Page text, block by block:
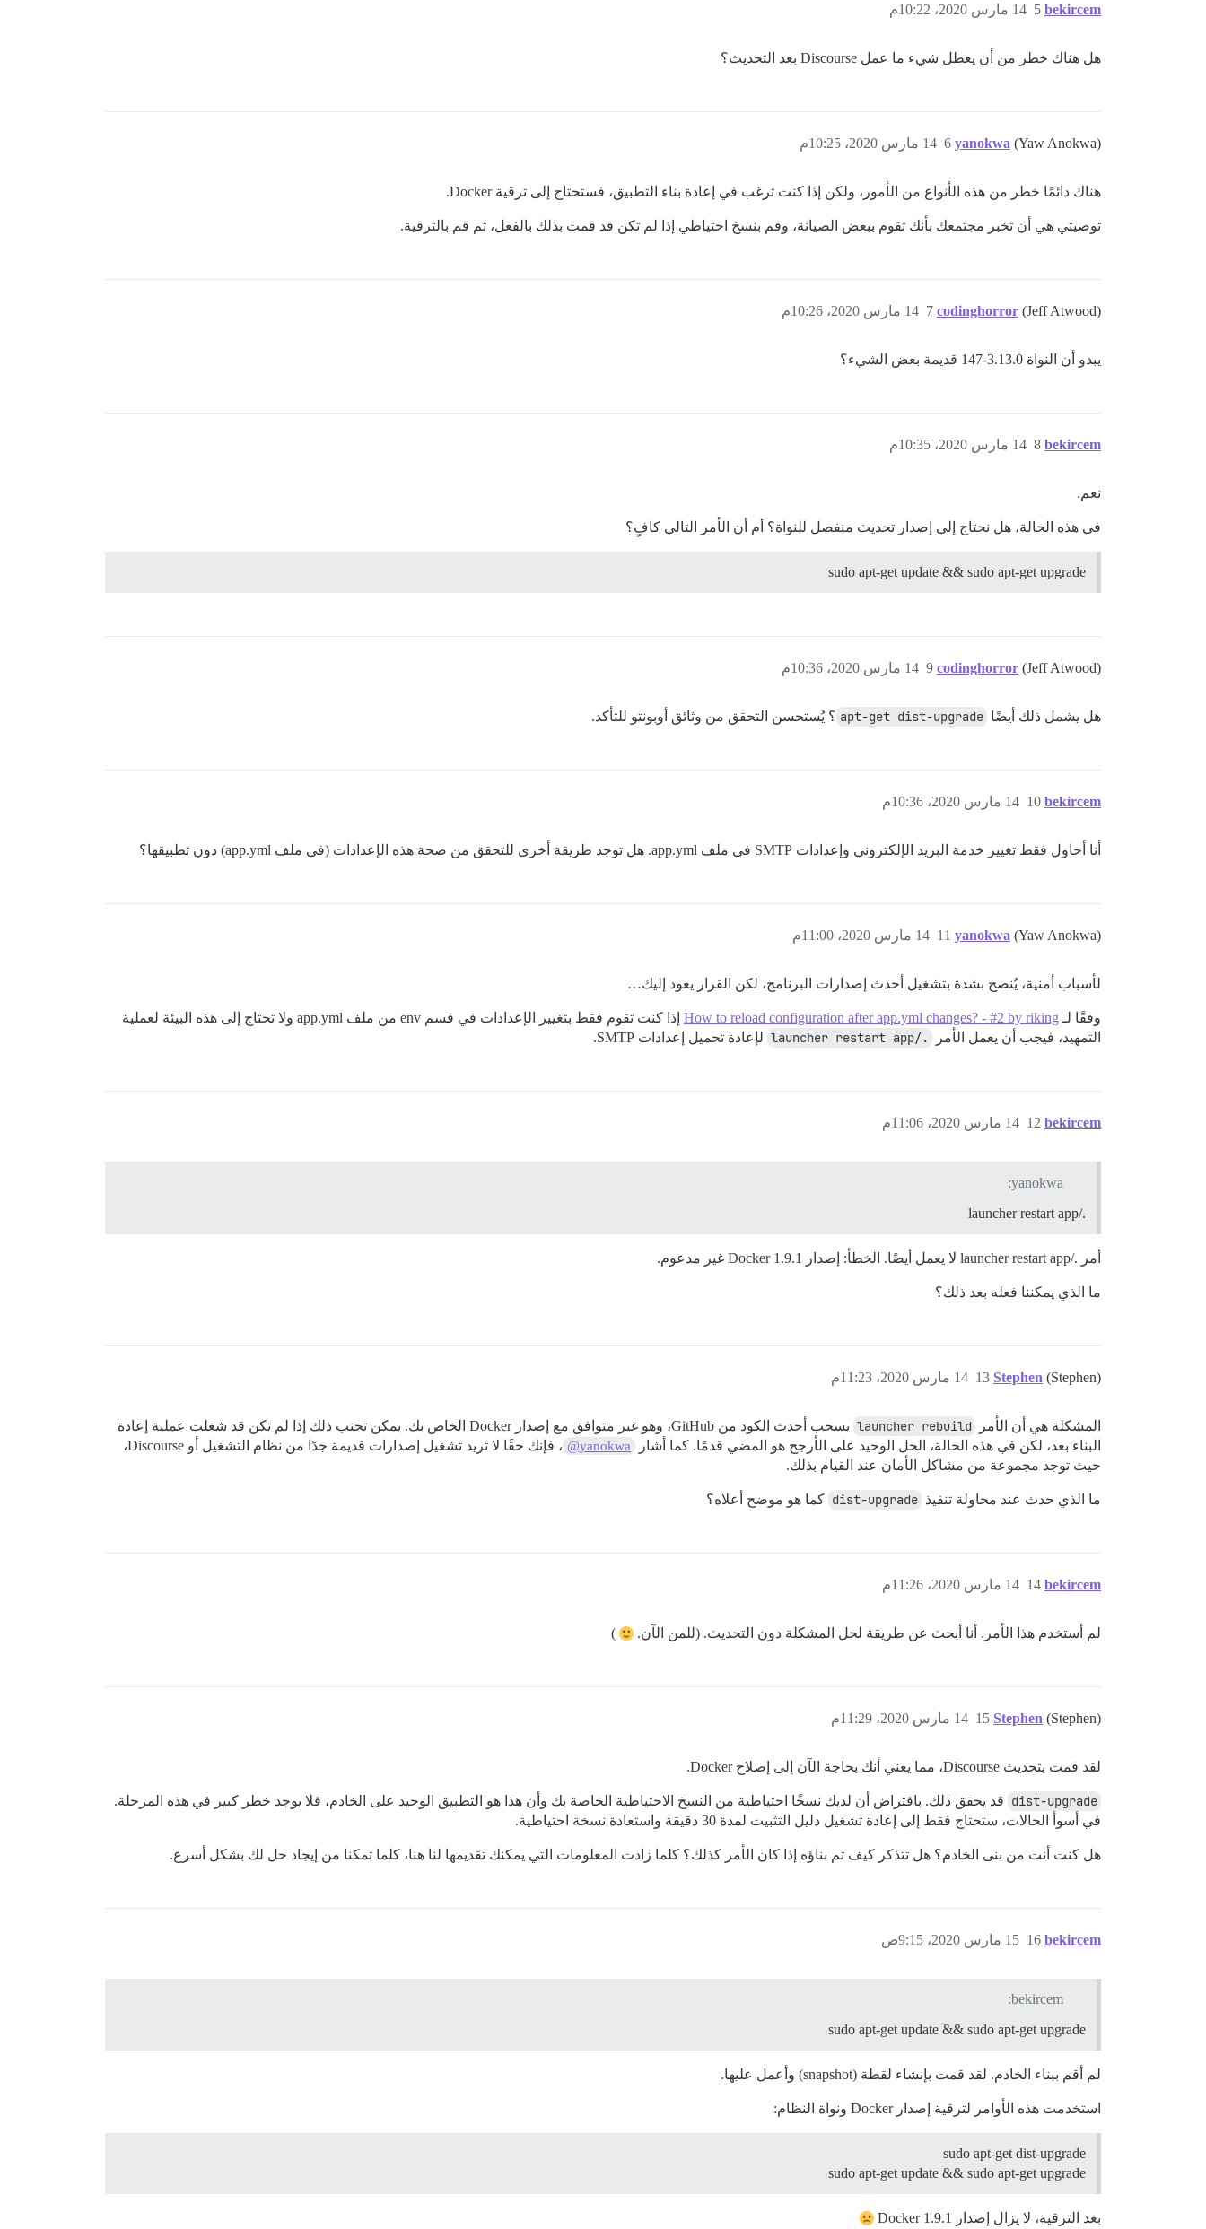
bekircem 14 مارس 2020، 10:22م 5
هل هناك خطر من أن يعطل شيء ما عمل Discourse بعد التحديث؟
yanokwa (Yaw Anokwa) 14 مارس 2020، 10:25م 6
هناك دائمًا خطر من هذه الأنواع من الأمور، ولكن إذا كنت ترغب في إعادة بناء التطبيق، فستحتاج إلى ترقية Docker.
توصيتي هي أن تخبر مجتمعك بأنك تقوم ببعض الصيانة، وقم بنسخ احتياطي إذا لم تكن قد قمت بذلك بالفعل، ثم قم بالترقية.
codinghorror (Jeff Atwood) 14 مارس 2020، 10:26م 7
يبدو أن النواة 3.13.0-147 قديمة بعض الشيء؟
bekircem 14 مارس 2020، 10:35م 8
نعم.
في هذه الحالة، هل نحتاج إلى إصدار تحديث منفصل للنواة؟ أم أن الأمر التالي كافٍ؟
sudo apt-get update && sudo apt-get upgrade
codinghorror (Jeff Atwood) 14 مارس 2020، 10:36م 9
هل يشمل ذلك أيضًا apt-get dist-upgrade ؟ يُستحسن التحقق من وثائق أوبونتو للتأكد.
bekircem 14 مارس 2020، 10:36م 10
أنا أحاول فقط تغيير خدمة البريد الإلكتروني وإعدادات SMTP في ملف app.yml. هل توجد طريقة أخرى للتحقق من صحة هذه الإعدادات (في ملف app.yml) دون تطبيقها؟
yanokwa (Yaw Anokwa) 14 مارس 2020، 11:00م 11
لأسباب أمنية، يُنصح بشدة بتشغيل أحدث إصدارات البرنامج، لكن القرار يعود إليك…
وفقًا لـ How to reload configuration after app.yml changes? - #2 by riking
إذا كنت تقوم فقط بتغيير الإعدادات في قسم env من ملف app.yml ولا تحتاج إلى هذه البيئة لعملية
التمهيد، فيجب أن يعمل الأمر
./launcher restart app لإعادة تحميل إعدادات SMTP.
bekircem 14 مارس 2020، 11:06م 12
yanokwa:
./launcher restart app
أمر ./launcher restart app لا يعمل أيضًا. الخطأ: إصدار Docker 1.9.1 غير مدعوم.
ما الذي يمكننا فعله بعد ذلك؟
Stephen (Stephen) 14 مارس 2020، 11:23م 13
المشكلة هي أن الأمر launcher rebuild
يسحب أحدث الكود من GitHub، وهو غير متوافق مع إصدار Docker الخاص بك. يمكن تجنب ذلك إذا لم تكن قد شغلت عملية إعادة
البناء بعد، لكن في هذه الحالة، الحل الوحيد على الأرجح هو المضي قدمًا. كما أشار
@yanokwa
، فإنك حقًا لا تريد تشغيل إصدارات قديمة جدًا من نظام التشغيل أو Discourse،
حيث توجد مجموعة من مشاكل الأمان عند القيام بذلك.
ما الذي حدث عند محاولة تنفيذ dist-upgrade كما هو موضح أعلاه؟
bekircem 14 مارس 2020، 11:26م 14
لم أستخدم هذا الأمر. أنا أبحث عن طريقة لحل المشكلة دون التحديث. (للمن الآن. )
Stephen (Stephen) 14 مارس 2020، 11:29م 15
لقد قمت بتحديث Discourse، مما يعني أنك بحاجة الآن إلى إصلاح Docker.
dist-upgrade قد يحقق ذلك. بافتراض أن لديك نسخًا احتياطية من النسخ الاحتياطية الخاصة بك وأن هذا هو التطبيق الوحيد على الخادم، فلا يوجد خطر كبير في هذه المرحلة.
في أسوأ الحالات، ستحتاج فقط إلى إعادة تشغيل دليل التثبيت لمدة 30 دقيقة واستعادة نسخة احتياطية.
هل كنت أنت من بنى الخادم؟ هل تتذكر كيف تم بناؤه إذا كان الأمر كذلك؟ كلما زادت المعلومات التي يمكنك تقديمها لنا هنا، كلما تمكنا من إيجاد حل لك بشكل أسرع.
bekircem 15 مارس 2020، 9:15ص 16
bekircem:
sudo apt-get update && sudo apt-get upgrade
لم أقم ببناء الخادم. لقد قمت بإنشاء لقطة (snapshot) وأعمل عليها.
استخدمت هذه الأوامر لترقية إصدار Docker ونواة النظام:
sudo apt-get dist-upgrade
sudo apt-get update && sudo apt-get upgrade
بعد الترقية، لا يزال إصدار Docker 1.9.1